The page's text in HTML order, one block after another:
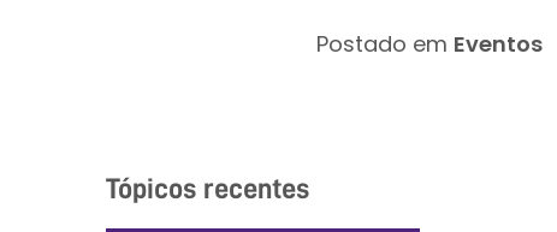
Postado em Eventos
Tópicos recentes